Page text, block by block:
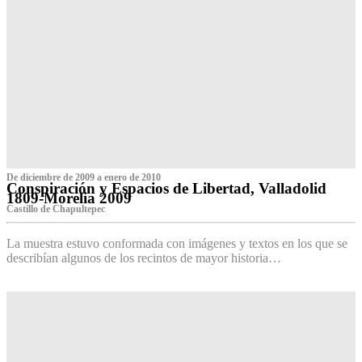
De diciembre de 2009 a enero de 2010
Conspiración y Espacios de Libertad, Valladolid
1809-Morelia 2009
Castillo de Chapultepec
La muestra estuvo conformada con imágenes y textos en los que se
describían algunos de los recintos de mayor historia…